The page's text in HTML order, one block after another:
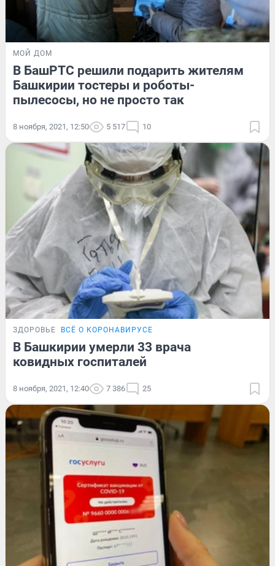
МОЙ ДОМ
В БашРТС решили подарить жителям
Башкирии тостеры и роботы-
пылесосы, но не просто так
8 ноября, 2021, 12:50 5 517 10
ЗДОРОВЬЕ ВСЁ О КОРОНАВИРУСЕ
В Башкирии умерли 33 врача
ковидных госпиталей
8 ноября, 2021, 12:40 7 386 25